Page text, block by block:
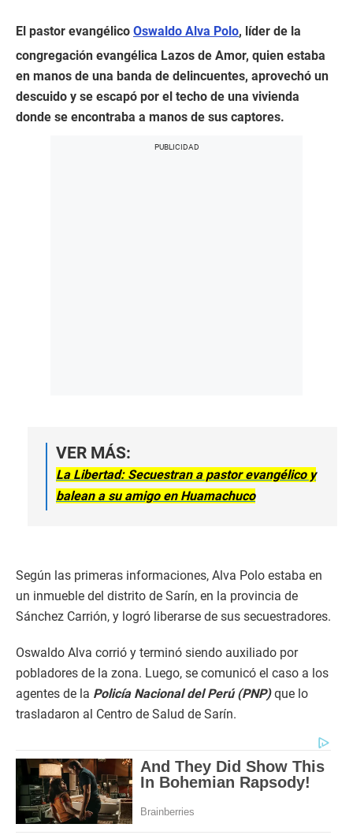
El pastor evangélico Oswaldo Alva Polo, líder de la
congregación evangélica Lazos de Amor, quien estaba
en manos de una banda de delincuentes, aprovechó un
descuido y se escapó por el techo de una vivienda
donde se encontraba a manos de sus captores.
VER MÁS:
La Libertad: Secuestran a pastor evangélico y
balean a su amigo en Huamachuco
Según las primeras informaciones, Alva Polo estaba en
un inmueble del distrito de Sarín, en la provincia de
Sánchez Carrión, y logró liberarse de sus secuestradores.
Oswaldo Alva corrió y terminó siendo auxiliado por
pobladores de la zona. Luego, se comunicó el caso a los
agentes de la Policía Nacional del Perú (PNP)que lo
trasladaron al Centro de Salud de Sarín.